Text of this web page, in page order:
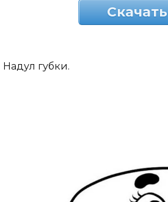
Скачать
Надул губки.